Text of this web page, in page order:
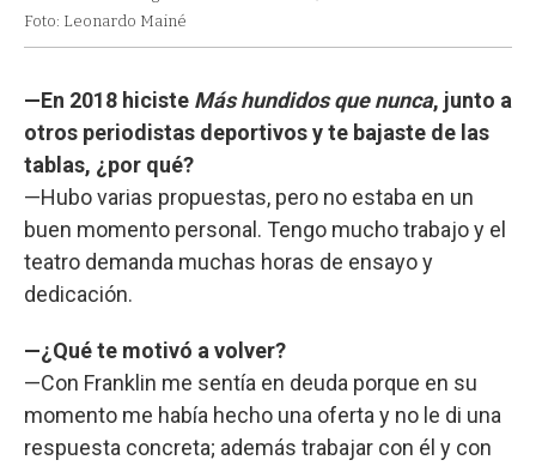
Foto: Leonardo Mainé
—En 2018 hiciste Más hundidos que nunca, junto a
otros periodistas deportivos y te bajaste de las
tablas, ¿por qué?
—Hubo varias propuestas, pero no estaba en un
buen momento personal. Tengo mucho trabajo y el
teatro demanda muchas horas de ensayo y
dedicación.
—¿Qué te motivó a volver?
—Con Franklin me sentía en deuda porque en su
momento me había hecho una oferta y no le di una
respuesta concreta; además trabajar con él y con